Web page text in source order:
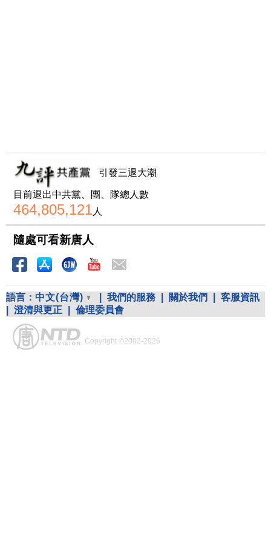
引發三退大潮
目前退出中共黨、團、隊總人數
464,805,121人
隨處可看新唐人
語言： 中文(台灣) 我們的服務 關於我們
客服資訊
澄清與更正 倫理委員會
Copyright ©2002-2026